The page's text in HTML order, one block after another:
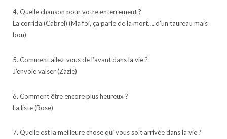
4. Quelle chanson pour votre enterrement ?
La corrida (Cabrel) (Ma foi, ça parle de la mort…..d’un taureau mais
bon)
5. Comment allez-vous de l’avant dans la vie ?
J’envoie valser (Zazie)
6. Comment être encore plus heureux ?
La liste (Rose)
7. Quelle est la meilleure chose qui vous soit arrivée dans la vie ?